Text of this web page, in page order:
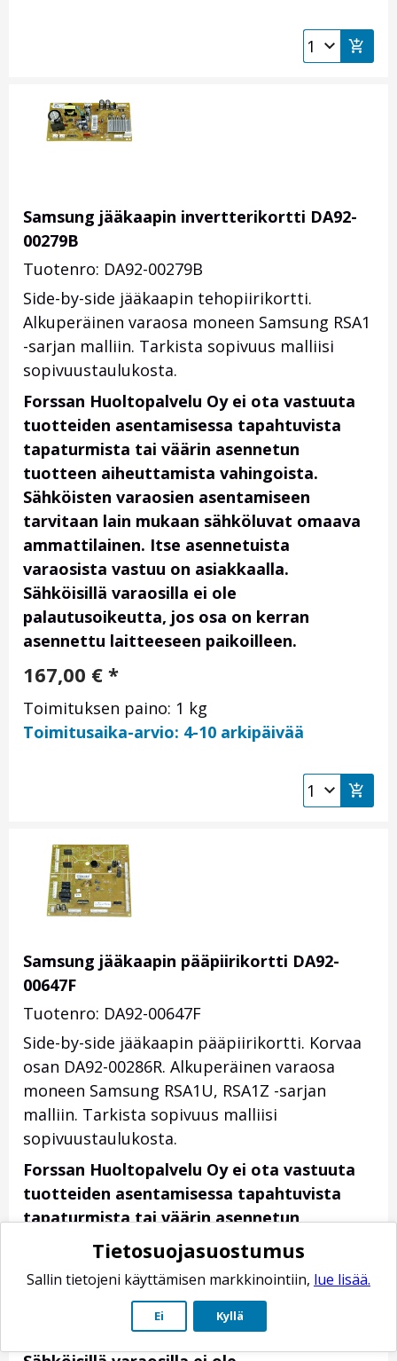
Samsung jääkaapin invertterikortti DA92-
00279B
Tuotenro: DA92-00279B
Side-by-side jääkaapin tehopiirikortti.
Alkuperäinen varaosa moneen Samsung RSA1
-sarjan malliin. Tarkista sopivuus malliisi
sopivuustaulukosta.
Forssan Huoltopalvelu Oy ei ota vastuuta
tuotteiden asentamisessa tapahtuvista
tapaturmista tai väärin asennetun
tuotteen aiheuttamista vahingoista.
Sähköisten varaosien asentamiseen
tarvitaan lain mukaan sähköluvat omaava
ammattilainen. Itse asennetuista
varaosista vastuu on asiakkaalla.
Sähköisillä varaosilla ei ole
palautusoikeutta, jos osa on kerran
asennettu laitteeseen paikoilleen.
167,00 € *
Toimituksen paino: 1 kg
Toimitusaika-arvio: 4-10 arkipäivää
Samsung jääkaapin pääpiirikortti DA92-
00647F
Tuotenro: DA92-00647F
Side-by-side jääkaapin pääpiirikortti. Korvaa
osan DA92-00286R. Alkuperäinen varaosa
moneen Samsung RSA1U, RSA1Z -sarjan
malliin. Tarkista sopivuus malliisi
sopivuustaulukosta.
Forssan Huoltopalvelu Oy ei ota vastuuta
tuotteiden asentamisessa tapahtuvista
tapaturmista tai väärin asennetun
tuotteen aiheuttamista vahingoista.
Sähköisten varaosien asentamiseen
tarvitaan lain mukaan sähköluvat omaava
ammattilainen. Itse asennetuista
varaosista vastuu on asiakkaalla.
Tietosuojasuostumus
Sallin tietojeni käyttämisen markkinointiin, lue lisää.
Ei Kyllä